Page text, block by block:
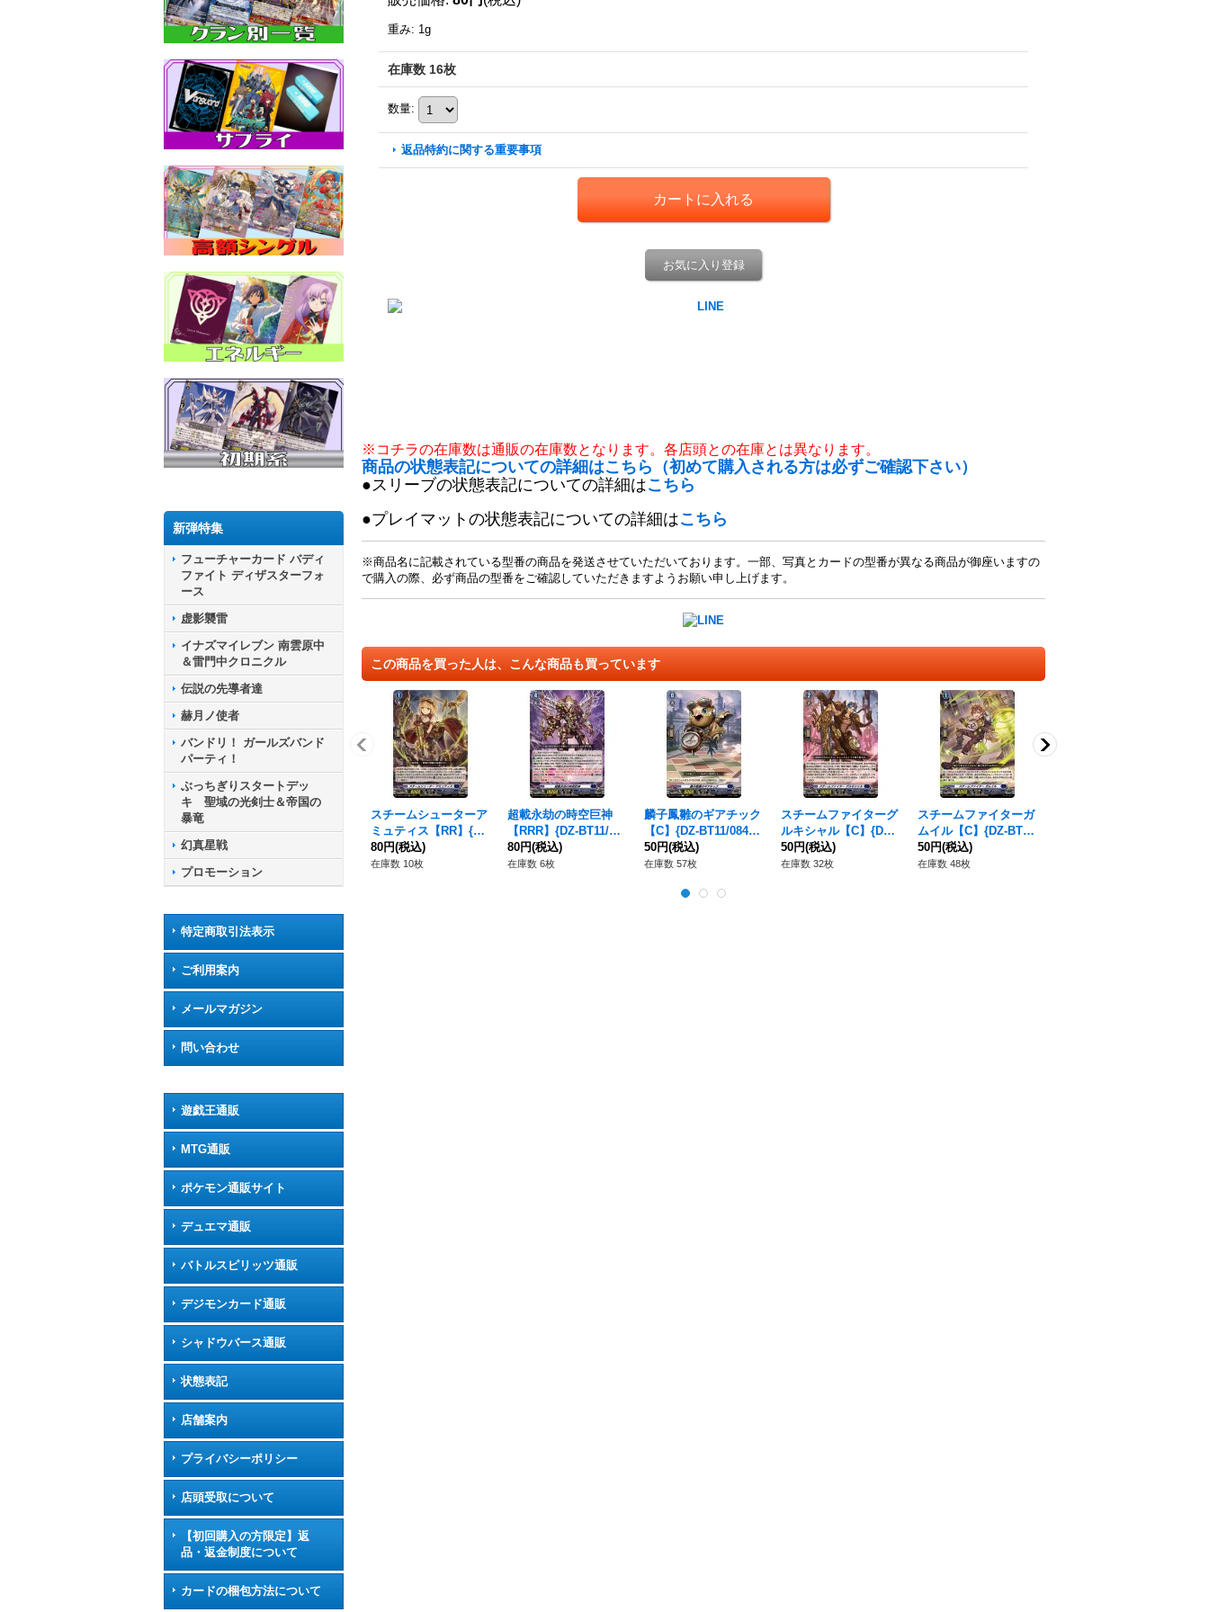
新弾特集
フューチャーカード バディ
ファイト ディザスターフォ
ース
虚影襲雷
イナズマイレブン 南雲原中
＆雷門中クロニクル
伝説の先導者達
赫月ノ使者
バンドリ！ ガールズバンド
パーティ！
ぶっちぎりスタートデッ
キ 聖域の光剣士＆帝国の
暴竜
幻真星戦
プロモーション
特定商取引法表示
ご利用案内
メールマガジン
問い合わせ
遊戯王通販
MTG通販
ポケモン通販サイト
デュエマ通販
バトルスピリッツ通販
デジモンカード通販
シャドウバース通販
状態表記
店舗案内
プライバシーポリシー
店頭受取について
【初回購入の方限定】返
品・返金制度について
カードの梱包方法について
重み: 1g
在庫数 16枚
数量:
返品特約に関する重要事項
お気に入り登録
※コチラの在庫数は通販の在庫数となります。各店頭との在庫とは異なります。
商品の状態表記についての詳細はこちら（初めて購入される方は必ずご確認下さい）
●スリーブの状態表記についての詳細はこちら
●プレイマットの状態表記についての詳細はこちら
※商品名に記載されている型番の商品を発送させていただいております。一部、写真とカードの型番が異なる商品が御座いますの
で購入の際、必ず商品の型番をご確認していただきますようお願い申し上げます。
この商品を買った人は、こんな商品も買っています
スチームシューターア
ミュティス【RR】{DZ
-BT11/026}《ダークス
テイツ》
80円(税込)
在庫数 10枚
超載永劫の時空巨神
【RRR】{DZ-BT11/00
4}《ダークステイツ》
80円(税込)
在庫数 6枚
麟子鳳雛のギアチック
【C】{DZ-BT11/084}
《ダークステイツ》
50円(税込)
在庫数 57枚
スチームファイターグ
ルキシャル【C】{DZ-
BT11/076}《ダークス
テイツ》
50円(税込)
在庫数 32枚
スチームファイターガ
ムイル【C】{DZ-BT1
1/081}《ダークステイ
ツ》
50円(税込)
在庫数 48枚